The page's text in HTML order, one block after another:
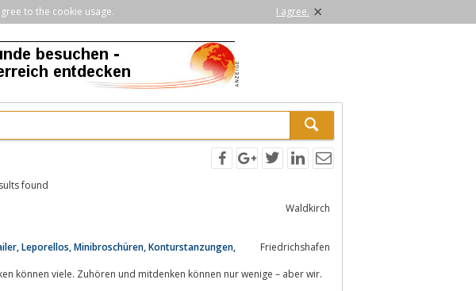
to the cookie usage. I agree. ×
found
Waldkirch
Leporellos, Minibroschüren, Konturstanzungen,
Friedrichshafen
können viele. Zuhören und mitdenken können nur wenige – aber wir.